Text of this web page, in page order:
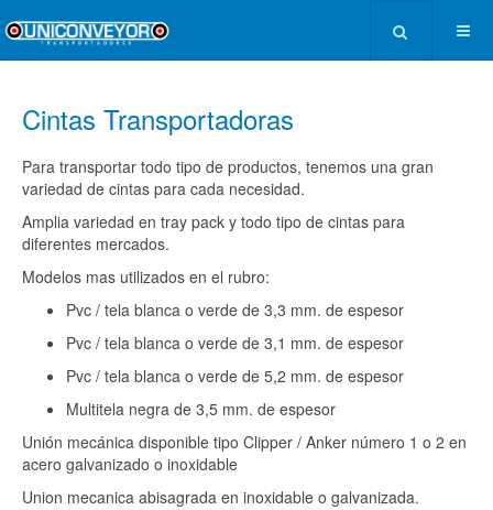
Cintas Transportadoras
Para transportar todo tipo de productos, tenemos una gran
variedad de cintas para cada necesidad.
Amplia variedad en tray pack y todo tipo de cintas para
diferentes mercados.
Modelos mas utilizados en el rubro:
Pvc / tela blanca o verde de 3,3 mm. de espesor
Pvc / tela blanca o verde de 3,1 mm. de espesor
Pvc / tela blanca o verde de 5,2 mm. de espesor
Multitela negra de 3,5 mm. de espesor
Unión mecánica disponible tipo Clipper / Anker número 1 o 2 en
acero galvanizado o inoxidable
Union mecanica abisagrada en inoxidable o galvanizada.